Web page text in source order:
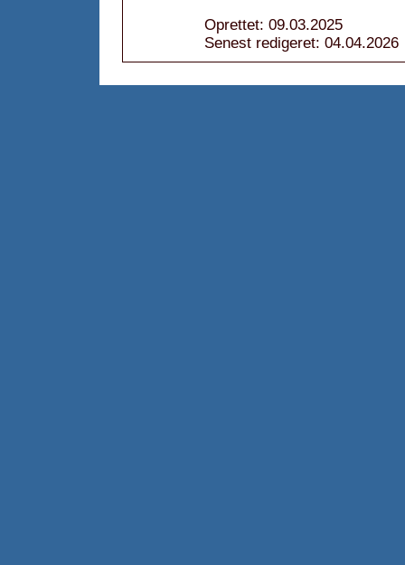
Oprettet: 09.03.2025
Senest redigeret: 04.04.2026